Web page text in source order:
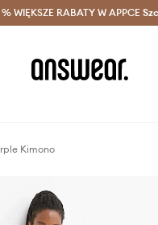
> Dostawa nawet
WIĘKSZE RABATY W APPCE
Kimono